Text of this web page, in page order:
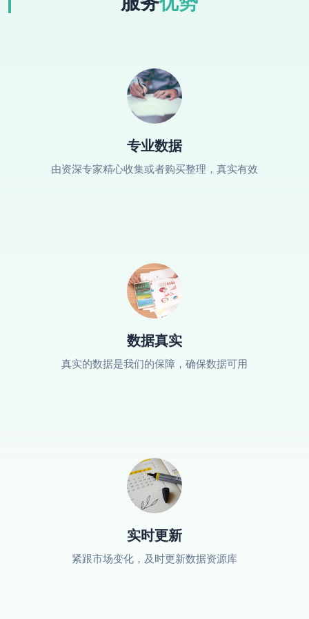
专业数据
由资深专家精心收集或者购买整理，真实有效
数据真实
真实的数据是我们的保障，确保数据可用
实时更新
紧跟市场变化，及时更新数据资源库